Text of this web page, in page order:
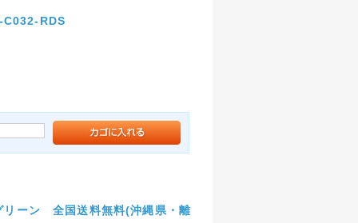
RDS
ーン 全国送料無料(沖縄県・離